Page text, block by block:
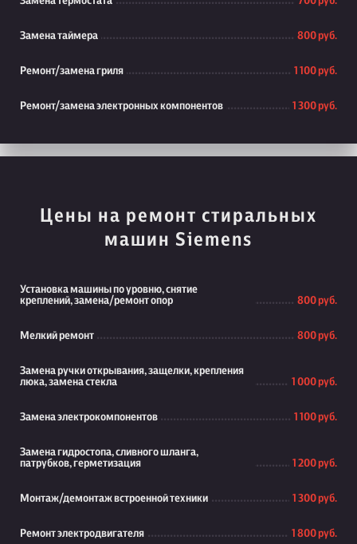
Замена таймера 800 руб.
Ремонт/замена гриля 1 100 руб.
Ремонт/замена электронных компонентов 1 300 руб.
Цены на ремонт стиральных
машин Siemens
Установка машины по уровню, снятие
креплений, замена/ремонт опор
800 руб.
Мелкий ремонт 800 руб.
Замена ручки открывания, защелки, крепления
люка, замена стекла
1 000 руб.
Замена электрокомпонентов 1 100 руб.
Замена гидростопа, сливного шланга,
патрубков, герметизация
1 200 руб.
Монтаж/демонтаж встроенной техники 1 300 руб.
Ремонт электродвигателя 1 800 руб.